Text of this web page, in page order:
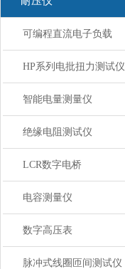
可编程直流电子负载
HP系列电批扭力测试仪
智能电量测量仪
绝缘电阻测试仪
LCR数字电桥
电容测量仪
数字高压表
脉冲式线圈匝间测试仪